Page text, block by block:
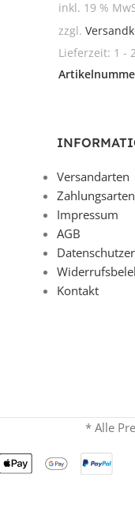
inkl. 19 %
zzgl.
Lieferzeit: 1 -
Versandarten
Zahlungsarten
Impressum
AGB
Kontakt
* Alle